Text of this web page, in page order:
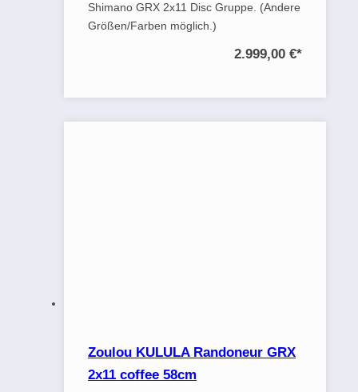
Shimano GRX 2x11 Disc Gruppe. (Andere
Größen/Farben möglich.)
2.999,00 €*
Zoulou KULULA Randoneur GRX
2x11 coffee 58cm